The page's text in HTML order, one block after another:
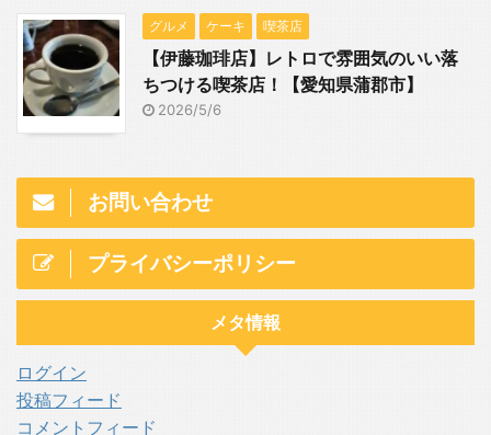
グルメ ケーキ 喫茶店
【伊藤珈琲店】レトロで雰囲気のいい落
ちつける喫茶店！【愛知県蒲郡市】
2026/5/6
お問い合わせ
プライバシーポリシー
メタ情報
ログイン
投稿フィード
コメントフィード